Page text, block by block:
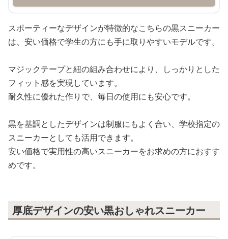
スポーティーなデザインが特徴的なこちらの黒スニーカー
は、安い価格で学生の方にも手に取りやすいモデルです。
マジックテープと紐の組み合わせにより、しっかりとした
フィット感を実現しています。
耐久性に優れた作りで、毎日の使用にも安心です。
黒を基調としたデザインは制服にもよく合い、学校指定の
スニーカーとしても活用できます。
安い価格で実用性の高いスニーカーをお求めの方におすす
めです。
厚底デザインの安い黒おしゃれスニーカー